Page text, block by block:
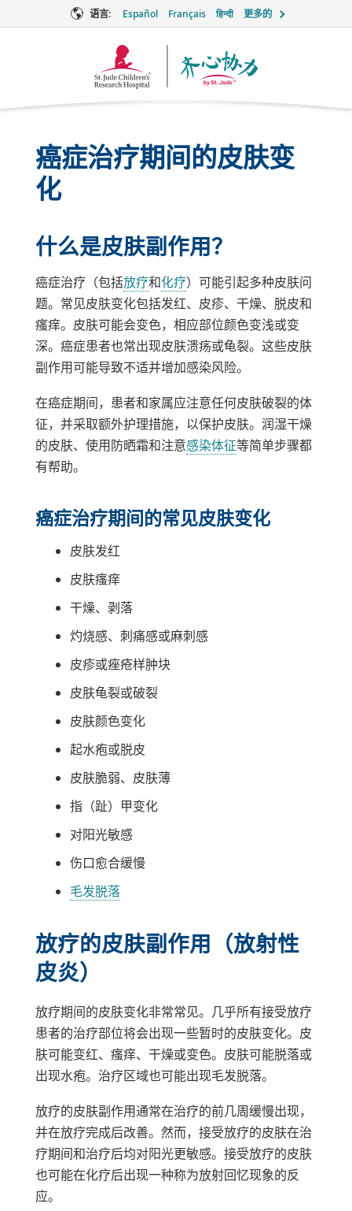
语言: Español Français हिन्दी 更多的
Together
癌症治疗期间的皮肤变
化
什么是皮肤副作用？
癌症治疗（包括放疗和化疗）可能引起多种皮肤问
题。常见皮肤变化包括发红、皮疹、干燥、脱皮和
瘙痒。皮肤可能会变色，相应部位颜色变浅或变
深。癌症患者也常出现皮肤溃疡或龟裂。这些皮肤
副作用可能导致不适并增加感染风险。
在癌症期间，患者和家属应注意任何皮肤破裂的体
征，并采取额外护理措施，以保护皮肤。润湿干燥
的皮肤、使用防晒霜和注意感染体征等简单步骤都
有帮助。
癌症治疗期间的常见皮肤变化
皮肤发红
皮肤瘙痒
干燥、剥落
灼烧感、刺痛感或麻刺感
皮疹或痤疮样肿块
皮肤龟裂或破裂
皮肤颜色变化
起水疱或脱皮
皮肤脆弱、皮肤薄
指（趾）甲变化
对阳光敏感
伤口愈合缓慢
毛发脱落
放疗的皮肤副作用（放射性
皮炎）
放疗期间的皮肤变化非常常见。几乎所有接受放疗
患者的治疗部位将会出现一些暂时的皮肤变化。皮
肤可能变红、瘙痒、干燥或变色。皮肤可能脱落或
出现水疱。治疗区域也可能出现毛发脱落。
放疗的皮肤副作用通常在治疗的前几周缓慢出现，
并在放疗完成后改善。然而，接受放疗的皮肤在治
疗期间和治疗后均对阳光更敏感。接受放疗的皮肤
也可能在化疗后出现一种称为放射回忆现象的反
应。